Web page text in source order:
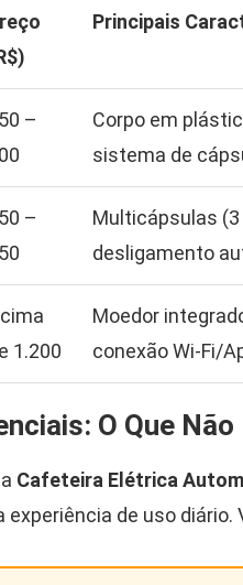
Principais
–
Corpo em
sistema de
–
Multicápsulas
desligamento
1.200
Moedor
conexão Wi-Fi/
O Que
Cafeteira Elétrica
de uso